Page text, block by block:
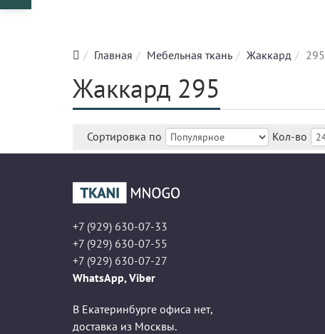
Главная Мебельная ткань Жаккард 295
Жаккард 295
Сортировка по Кол-во
+7 (929) 630-07-33
+7 (929) 630-07-55
+7 (929) 630-07-27
WhatsApp, Viber
В Екатеринбурге офиса нет,
доставка из Москвы.